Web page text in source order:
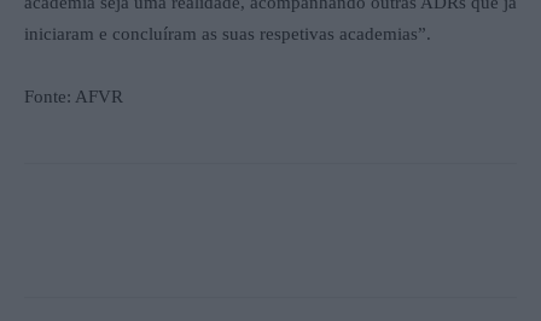
iniciaram e concluíram as suas respetivas academias”.
Fonte: AFVR